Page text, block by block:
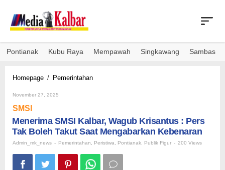
content
Pontianak Kubu Raya Mempawah Singkawang Sambas
Homepage / PemerintahanMenerima
:
Pers
Tak
Takut
Saat
November 27, 2025
SMSI
Menerima SMSI Kalbar, Wagub Krisantus : Pers
Tak Boleh Takut Saat Mengabarkan Kebenaran
Admin_mk_news - Pemerintahan Peristiwa Pontianak Publik Figur - 200 Views